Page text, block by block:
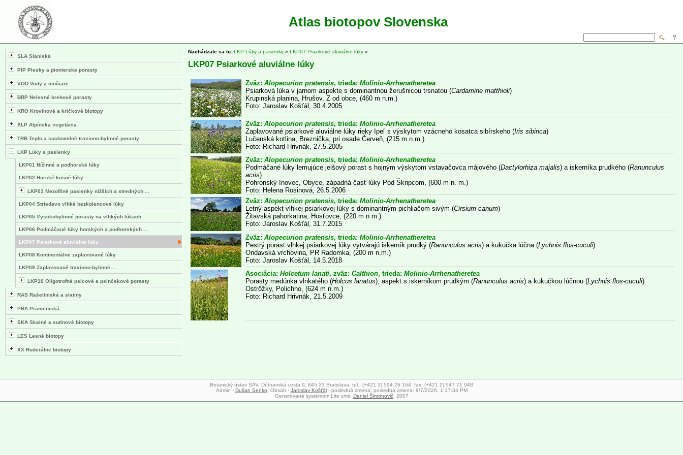
Atlas biotopov Slovenska
SLA Slaniská
PIP Piesky a pionierske porasty
VOD Vody a močiare
BRP Nelesné brehové porasty
KRO Krovinové a kríčkové biotopy
ALP Alpínska vegetácia
TRB Teplo a suchomilné travinno-bylinné porasty
LKP Lúky a pasienky
LKP01 Nížinné a podhorské lúky
LKP02 Horské kosné lúky
LKP03 Mezofilné pasienky nižších a stredných ...
LKP04 Striedavo vlhké bezkolencové lúky
LKP05 Vysokobylinné porasty na vlhkých lúkach
LKP06 Podmáčané lúky horských a podhorských ...
LKP07 Psiarkové aluviálne lúky
LKP08 Kontinentálne zaplavované lúky
LKP09 Zaplavované travinno-bylinné ...
LKP10 Oligotrofné psicové a psinčekové porasty
RAS Rašeliniská a slatiny
PRA Prameniská
SKA Skalné a sutinové biotopy
LES Lesné biotopy
XX Ruderálne biotopy
Nachádzate sa tu: LKP Lúky a pasienky » LKP07 Psiarkové aluviálne lúky »
LKP07 Psiarkové aluviálne lúky
Zväz: Alopecurion pratensis, trieda: Molinio-Arrhenatheretea
Psiarková lúka v jarnom aspekte s dominantnou žerušnicou trsnatou (Cardamine matthioli)
Krupinská planina, Hrušov, Z od obce, (460 m n.m.)
Foto: Jaroslav Košťál, 30.4.2005
Zväz: Alopecurion pratensis, trieda: Molinio-Arrhenatheretea
Zaplavované psiarkové aluviálne lúky rieky Ipeľ s výskytom vzácneho kosatca sibírskeho (Iris sibirica)
Lučenská kotlina, Breznička, pri osade Červeň, (215 m n.m.)
Foto: Richard Hrivnák, 27.5.2005
Zväz: Alopecurion pratensis, trieda: Molinio-Arrhenatheretea
Podmáčané lúky lemujúce jelšový porast s hojným výskytom vstavačovca májového (Dactylorhiza majalis) a iskerníka prudkého (Ranunculus
acris)
Pohronský Inovec, Obyce, západná časť lúky Pod Škripcom, (600 m n. m.)
Foto: Helena Rosinová, 26.5.2006
Zväz: Alopecurion pratensis, trieda: Molinio-Arrhenatheretea
Letný aspekt vlhkej psiarkovej lúky s dominantným pichliačom sivým (Cirsium canum)
Žitavská pahorkatina, Hosťovce, (220 m n.m.)
Foto: Jaroslav Košťál, 31.7.2015
Zväz: Alopecurion pratensis, trieda: Molinio-Arrhenatheretea
Pestrý porast vlhkej psiarkovej lúky vytvárajú iskerník prudký (Ranunculus acris) a kukučka lúčna (Lychnis flos-cuculi)
Ondavská vrchovina, PR Radomka, (200 m n.m.)
Foto: Jaroslav Košťál, 14.5.2018
Asociácia: Holcetum lanati, zväz: Calthion, trieda: Molinio-Arrhenatheretea
Porasty medúnka vlnkatého (Holcus lanatus); aspekt s iskerníkom prudkým (Ranunculus acris) a kukučkou lúčnou (Lychnis flos-cuculi)
Ostrôžky, Polichno, (624 m n.m.)
Foto: Richard Hrivnák, 21.5.2009
Botanický ústav SAV, Dúbravská cesta 9, 845 23 Bratislava, tel.: (+421 2) 594 26 164, fax: (+421 2) 547 71 948
Admin - Dušan Senko , Obsah - Jaroslav Košťál- posledná zmena: posledná zmena: 8/7/2026, 1:17:34 PM
Generované systémom Lite cms, Daniel Šimonovič, 2007